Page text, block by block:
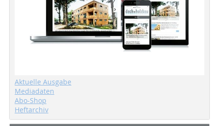
Aktuelle Ausgabe
Mediadaten
Abo-Shop
Heftarchiv